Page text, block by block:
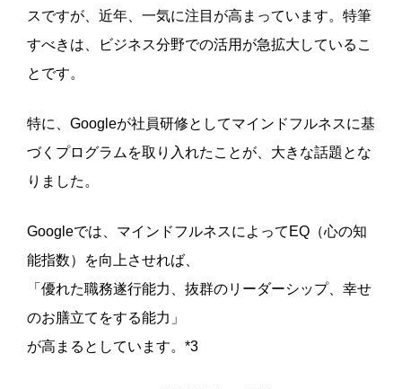
スですが、近年、一気に注目が高まっています。特筆
すべきは、ビジネス分野での活用が急拡大しているこ
とです。
特に、Googleが社員研修としてマインドフルネスに基
づくプログラムを取り入れたことが、大きな話題とな
りました。
Googleでは、マインドフルネスによってEQ（心の知
能指数）を向上させれば、
「優れた職務遂行能力、抜群のリーダーシップ、幸せ
のお膳立てをする能力」
が高まるとしています。*3